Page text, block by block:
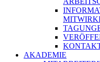
AKADEMIE